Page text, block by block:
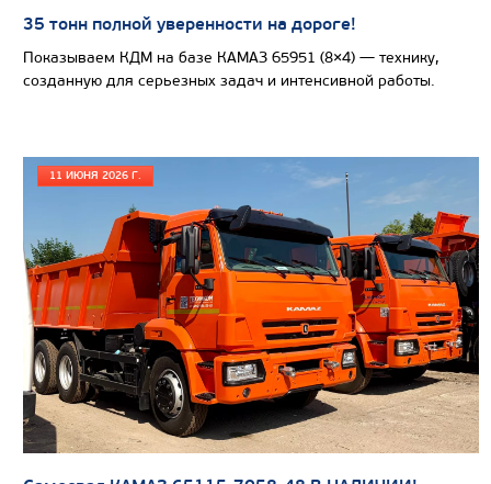
Колесная формула
Узнать цену
САМОСВАЛ КАМАЗ-65802
35 тонн полной уверенности на дороге!
Показываем КДМ на базе КАМАЗ 65951 (8×4) — технику,
созданную для серьезных задач и интенсивной работы.
11 ИЮНЯ 2026 Г.